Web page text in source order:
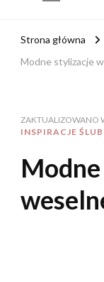
Strona główna
Modne stylizacje
ZAKTUALIZOWANO
INSPIRACJE